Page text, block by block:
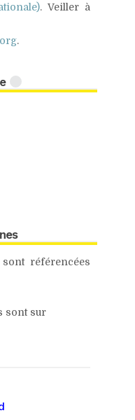
. Veiller à
.
référencées
sont sur